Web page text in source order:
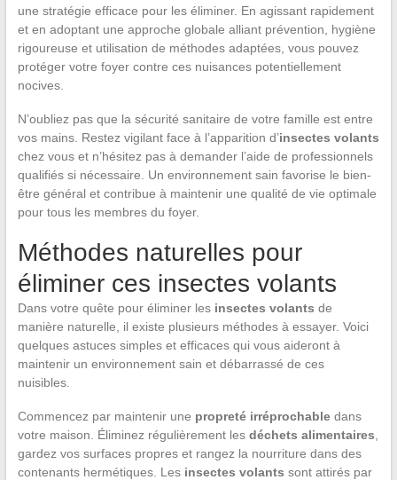
une stratégie efficace pour les éliminer. En agissant rapidement
et en adoptant une approche globale alliant prévention, hygiène
rigoureuse et utilisation de méthodes adaptées, vous pouvez
protéger votre foyer contre ces nuisances potentiellement
nocives.
N’oubliez pas que la sécurité sanitaire de votre famille est entre
vos mains. Restez vigilant face à l’apparition d’insectes volants
chez vous et n’hésitez pas à demander l’aide de professionnels
qualifiés si nécessaire. Un environnement sain favorise le bien-
être général et contribue à maintenir une qualité de vie optimale
pour tous les membres du foyer.
Méthodes naturelles pour
éliminer ces insectes volants
Dans votre quête pour éliminer les insectes volants de
manière naturelle, il existe plusieurs méthodes à essayer. Voici
quelques astuces simples et efficaces qui vous aideront à
maintenir un environnement sain et débarrassé de ces
nuisibles.
Commencez par maintenir une propreté irréprochabledans
votre maison. Éliminez régulièrement les déchets alimentaires
gardez vos surfaces propres et rangez la nourriture dans des
contenants hermétiques. Les insectes volants sont attirés par